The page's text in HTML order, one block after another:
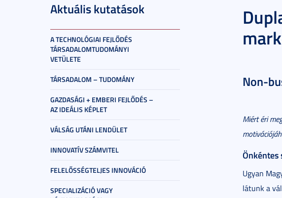
Aktuális kutatások
A TECHNOLÓGIAI FEJLŐDÉS
TÁRSADALOMTUDOMÁNYI
VETÜLETE
TÁRSADALOM – TUDOMÁNY
GAZDASÁGI + EMBERI FEJLŐDÉS –
AZ IDEÁLIS KÉPLET
VÁLSÁG UTÁNI LENDÜLET
INNOVATÍV SZÁMVITEL
FELELŐSSÉGTELJES INNOVÁCIÓ
SPECIALIZÁCIÓ VAGY
Non-
Miért éri
Önkéntes
Ugyan
látunk a